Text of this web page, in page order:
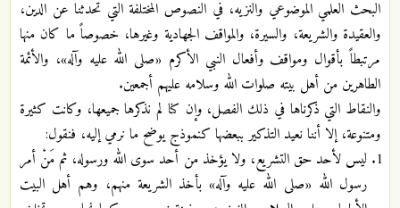
البحث العلمي الموضوعي والنزيه، في النصوص المختلفة التي تحدثنا عن الدين،
والعقيدة والشريعة، والسيرة، والمواقف الجهادية وغيرها، خصوصاً ما كان منها
مرتبطاً بأقوال ومواقف وأفعال النبي الأكرم «صلى الله عليه وآله»، والأئمة
الطاهرين من أهل بيته صلوات الله وسلامه عليهم أجمعين.
والنقاط التي ذكرناها في ذلك الفصل، وإن كنا لم نذكرها جميعها، وكانت كثيرة
ومتنوعة، إلا أننا نعيد التذكير ببعضها كنموذج يوضح ما نرمي إليه، فنقول:
ليس لأحد حق التشريع، ولا يؤخذ من أحد سوى الله ورسوله، ثم مَنْ أمر
رسول الله «صلى الله عليه وآله» بأخذ الشريعة منهم، وهم أهل البيت